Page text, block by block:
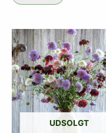
UDSOLGT
Den
oprindelige
pris
var:
29,00 kr..
Den
aktuelle
pris
er:
26,10 kr..